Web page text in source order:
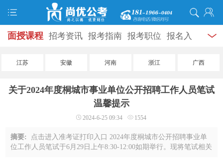
面授课程 招考资讯 报考指南 报考职位 报名入
打准考证 成绩查询 面试公告 录用公示 辅导
学员风采 名师团队
江苏 安徽 河南 浙江 广西
关于2024年度桐城市事业单位公开招聘工作人员笔试
温馨提示
2024-6-25 09:34 1554
摘要:
点击进入准考证打印入口 2024年度桐城市公开招聘事业单
位工作人员笔试于6月29日上午8:30-12:00如期举行。现将笔试相关